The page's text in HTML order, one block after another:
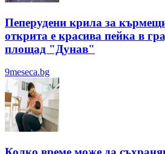
Пеперудени крила за
открита е красива пейка в
площад "Дунав"
9meseca.bg